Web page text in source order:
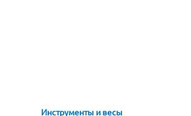
Инструменты и весы